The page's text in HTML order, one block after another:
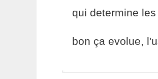
qui determine
bon ça evolue,